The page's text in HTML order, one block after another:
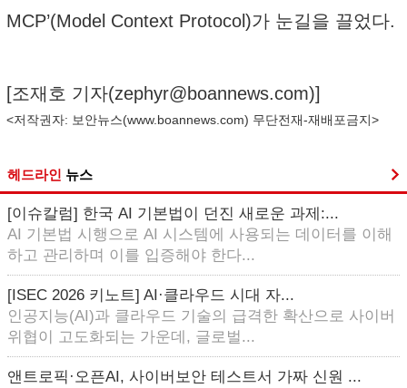
MCP’(Model Context Protocol)가 눈길을 끌었다.
[조재호 기자(zephyr@boannews.com)]
<저작권자: 보안뉴스(www.boannews.com) 무단전재-재배포금지>
헤드라인 뉴스
[이슈칼럼] 한국 AI 기본법이 던진 새로운 과제:...
AI 기본법 시행으로 AI 시스템에 사용되는 데이터를 이해
하고 관리하며 이를 입증해야 한다...
[ISEC 2026 키노트] AI·클라우드 시대 자...
인공지능(AI)과 클라우드 기술의 급격한 확산으로 사이버
위협이 고도화되는 가운데, 글로벌...
앤트로픽·오픈AI, 사이버보안 테스트서 가짜 신원 ...